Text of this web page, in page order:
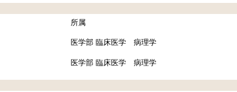
所属
医学部 臨床医学 病理学
医学部 臨床医学 病理学